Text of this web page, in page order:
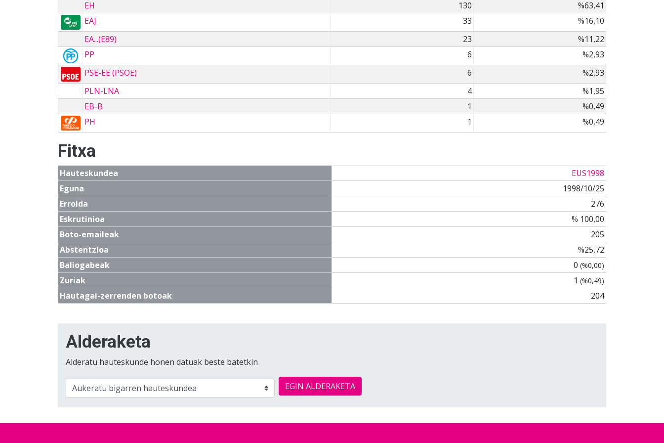
EH
130
%63,41
EAJ
33
%16,10
EA...(E89)
23
%11,22
PP
6
%2,93
PSE-EE (PSOE)
6
%2,93
PLN-LNA
4
%1,95
EB-B
1
%0,49
PH
1 %0,49
Fitxa
Hauteskundea
EUS1998
Eguna
1998/10/25
Errolda
276
Eskrutinioa
% 100,00
Boto-emaileak
205
Abstentzioa
%25,72
Baliogabeak
0 (%0,00)
Zuriak 1 (%0,49)
Hautagai-zerrenden botoak 204
Alderaketa
Alderatu hauteskunde honen datuak beste batetkin
EGIN ALDERAKETA